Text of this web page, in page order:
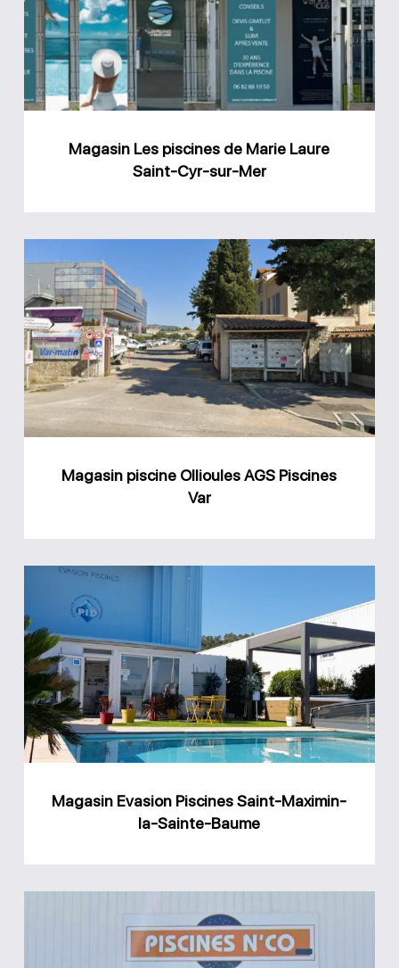
de
Marie
Laure
Saint-
Magasin Les piscines de Marie Laure
Saint-Cyr-sur-Mer
Magasin
piscine
Ollioules
AGS
Piscines
Var
Magasin piscine Ollioules AGS Piscines
Var
Piscines
Saint-
Maximin-
la-
Sainte-
Magasin Evasion Piscines Saint-Maximin-
la-Sainte-Baume
Piscines